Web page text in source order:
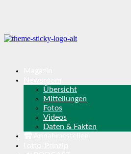
Übersicht
Mitteilungen
Fotos
Videos
Daten & Fakten